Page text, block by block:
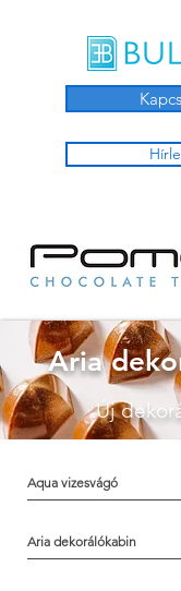
Aria
Új
Aqua vizesvágó
Aria dekorálókabin